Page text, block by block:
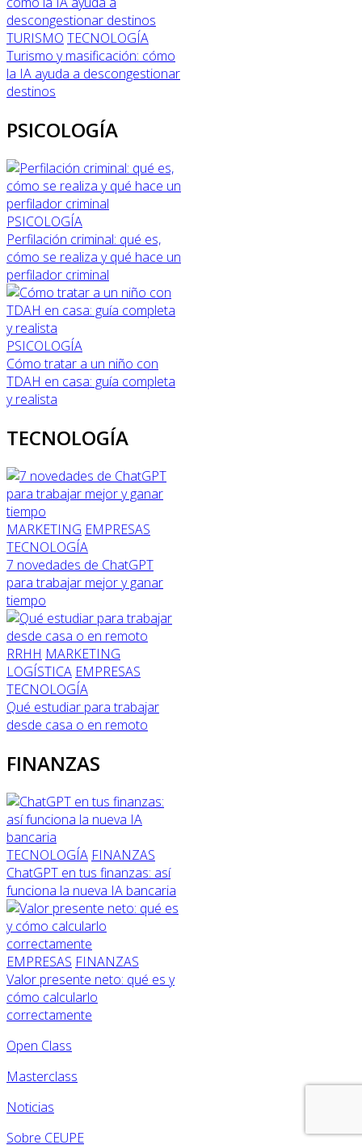
TURISMO TECNOLOGÍA
Turismo y masificación: cómo
la IA ayuda a descongestionar
destinos
PSICOLOGÍA
PSICOLOGÍA
Perfilación criminal: qué es,
cómo se realiza y qué hace un
perfilador criminal
PSICOLOGÍA
Cómo tratar a un niño con
TDAH en casa: guía completa
y realista
TECNOLOGÍA
MARKETING EMPRESAS
TECNOLOGÍA
7 novedades de ChatGPT
para trabajar mejor y ganar
tiempo
RRHH MARKETING
LOGÍSTICA EMPRESAS
TECNOLOGÍA
Qué estudiar para trabajar
desde casa o en remoto
FINANZAS
TECNOLOGÍA FINANZAS
ChatGPT en tus finanzas: así
funciona la nueva IA bancaria
EMPRESAS FINANZAS
Valor presente neto: qué es y
cómo calcularlo
correctamente
Open Class
Masterclass
Noticias
Sobre CEUPE